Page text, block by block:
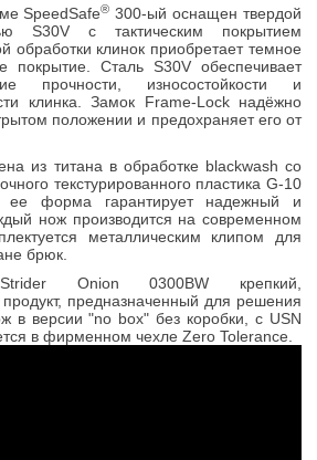
SpeedSafe® 300-ый оснащен твердой
S30V с тактическим покрытием
обработки клинок приобретает темное
покрытие. Сталь S30V обеспечивает
прочности, износостойкости и
клинка. Замок Frame-Lock надёжно
положении и предохраняет его от
из титана в обработке blackwash со
текстурированного пластика G-10
ее форма гарантирует надежный и
нож производится на современном
металлическим клипом для
брюк.
Onion 0300BW крепкий,
продукт, предназначенный для решения
в версии "no box" без коробки, с USN
в фирменном чехле Zero Tolerance.